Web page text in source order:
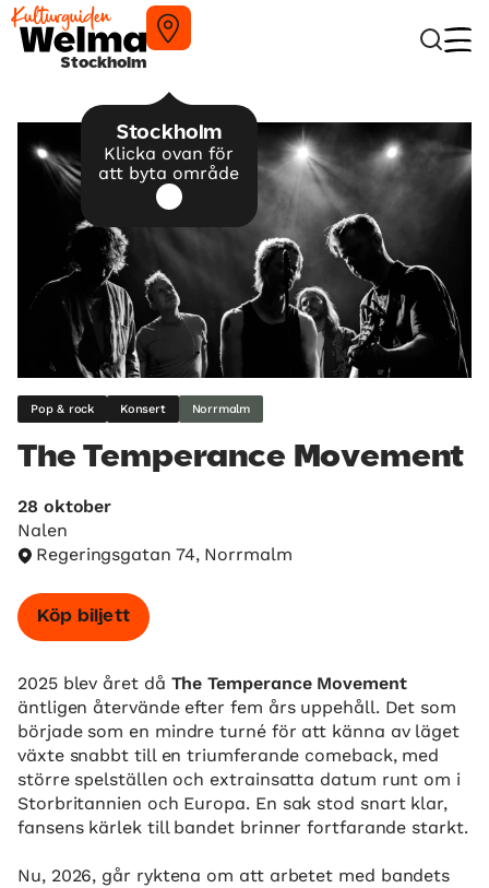
Stockholm
Stockholm
Klicka ovan för
att byta område
Pop & rock Konsert Norrmalm
The Temperance Movement
28 oktober
Nalen
Regeringsgatan 74, Norrmalm
Köp biljett
2025 blev året då The Temperance Movement
äntligen återvände efter fem års uppehåll. Det som
började som en mindre turné för att känna av läget
växte snabbt till en triumferande comeback, med
större spelställen och extrainsatta datum runt om i
Storbritannien och Europa. En sak stod snart klar,
fansens kärlek till bandet brinner fortfarande starkt.
Nu, 2026, går ryktena om att arbetet med bandets